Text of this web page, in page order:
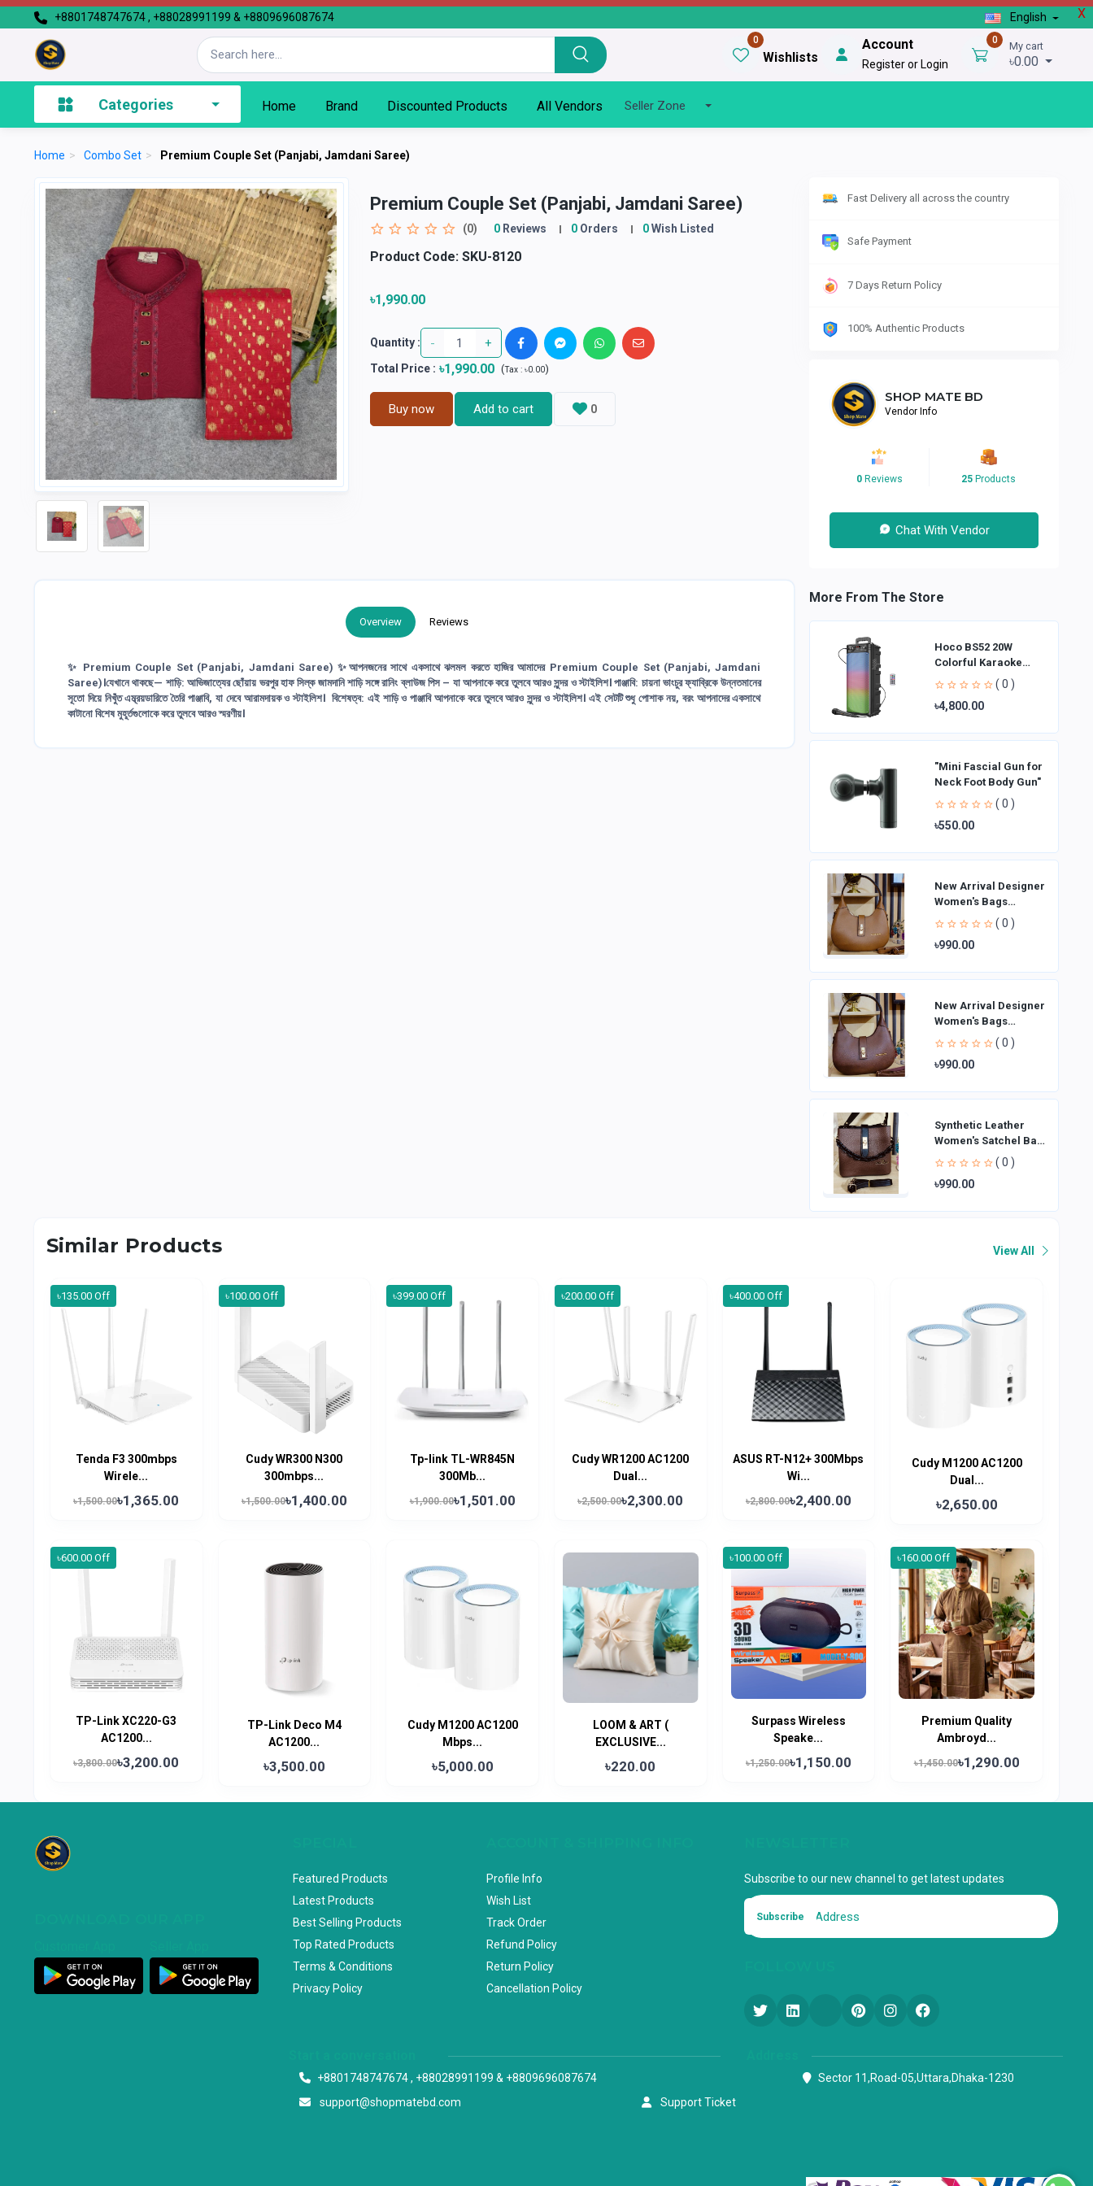
X
+8801748747674 , +88028991199 & +8809696087674 English
0
Wishlists
Account
Register or Login
0 My cart
৳0.00
Categories Home Brand Discounted Products All Vendors Seller Zone
Home > Combo Set > Premium Couple Set (Panjabi, Jamdani Saree)
Premium Couple Set (Panjabi, Jamdani Saree)
(0) 0Reviews 0Orders 0Wish Listed
Product Code:SKU-8120
৳1,990.00
Quantity : - +
Total Price: ৳1,990.00 (Tax : ৳0.00)
Buy now Add to cart 0
Overview Reviews
✨ Premium Couple Set (Panjabi, Jamdani Saree) ✨আপনজনের সাথে একসাথে ঝলমল করতে হাজির আমাদের Premium Couple Set (Panjabi, Jamdani
Saree)।যেখানে থাকছে— শাড়ি: আভিজাত্যের ছোঁয়ায় ভরপুর হাফ সিল্ক জামদানি শাড়ি সঙ্গে রানিং ব্লাউজ পিস – যা আপনাকে করে তুলবে আরও সুন্দর ও স্টাইলিশ। পাঞ্জাবি: চায়না ভাংচুর ফ্যাব্রিকে উন্নতমানের
সূতো দিয়ে নিখুঁত এম্ব্রয়ডারিতে তৈরি পাঞ্জাবি, যা দেবে আরামদায়ক ও স্টাইলিশ। বিশেষত্ব: এই শাড়ি ও পাঞ্জাবি আপনাকে করে তুলবে আরও সুন্দর ও স্টাইলিশ। এই সেটটি শুধু পোশাক নয়, বরং আপনাদের একসাথে
কাটানো বিশেষ মুহূর্তগুলোকে করে তুলবে আরও স্মরণীয়।
Fast Delivery all across the country
Safe Payment
7 Days Return Policy
100% Authentic Products
SHOP MATE BD
Vendor Info
0Reviews 25Products
Chat With Vendor
More From The Store
Hoco BS52 20W
Colorful Karaoke
Bluetooth Speaker
( 0 )
৳4,800.00
"Mini Fascial Gun for
Neck Foot Body Gun"
( 0 )
৳550.00
New Arrival Designer
Women′s Bags
Fashion Curved
design Handbags
Shoulder Bag La
( 0 )
৳990.00
New Arrival Designer
Women′s Bags
Fashion Curved
design Handbags
Shoulder Bag La
( 0 )
৳990.00
Synthetic Leather
Women's Satchel Bag
| Ladies Purse
Handbag | Handheld
Bag | Sl
( 0 )
৳990.00
Similar Products View All
৳135.00 Off
Tenda F3 300mbps
Wirele...
৳1,500.00৳1,365.00
৳100.00 Off
Cudy WR300 N300
300mbps...
৳1,500.00৳1,400.00
৳399.00 Off
Tp-link TL-WR845N
300Mb...
৳1,900.00৳1,501.00
৳200.00 Off
Cudy WR1200 AC1200
Dual...
৳2,500.00৳2,300.00
৳400.00 Off
ASUS RT-N12+ 300Mbps
Wi...
৳2,800.00৳2,400.00
Cudy M1200 AC1200
Dual...
৳2,650.00
৳600.00 Off
TP-Link XC220-G3
AC1200...
৳3,800.00৳3,200.00
TP-Link Deco M4
AC1200...
৳3,500.00
Cudy M1200 AC1200
Mbps...
৳5,000.00
LOOM & ART (
EXCLUSIVE...
৳220.00
৳100.00 Off
Surpass Wireless
Speake...
৳1,250.00৳1,150.00
৳160.00 Off
Premium Quality
Ambroyd...
৳1,450.00৳1,290.00
Featured Products
Latest Products
Best Selling Products
Top Rated Products
Terms & Conditions
Privacy Policy
Profile Info
Wish List
Track Order
Refund Policy
Return Policy
Cancellation Policy
Subscribe to our new channel to get latest updates
Subscribe
+8801748747674 , +88028991199 & +8809696087674
support@shopmatebd.com
Support Ticket
Sector 11,Road-05,Uttara,Dhaka-1230